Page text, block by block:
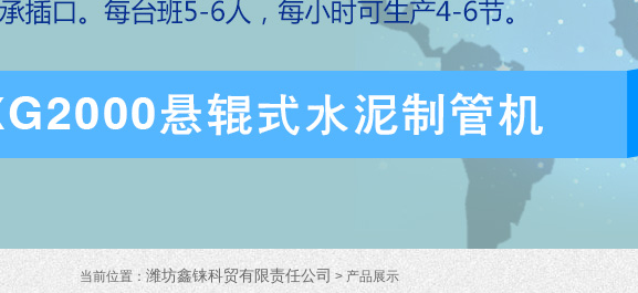
当前位置：潍坊鑫铼科贸有限责任公司 > 产品展示